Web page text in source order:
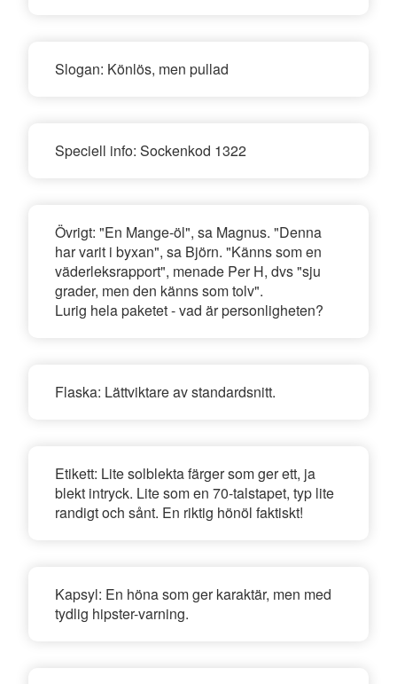
Slogan: Könlös, men pullad
Speciell info: Sockenkod 1322
Övrigt: "En Mange-öl", sa Magnus. "Denna
har varit i byxan", sa Björn. "Känns som en
väderleksrapport", menade Per H, dvs "sju
grader, men den känns som tolv".
Lurig hela paketet - vad är personligheten?
Flaska: Lättviktare av standardsnitt.
Etikett: Lite solblekta färger som ger ett, ja
blekt intryck. Lite som en 70-talstapet, typ lite
randigt och sånt. En riktig hönöl faktiskt!
Kapsyl: En höna som ger karaktär, men med
tydlig hipster-varning.